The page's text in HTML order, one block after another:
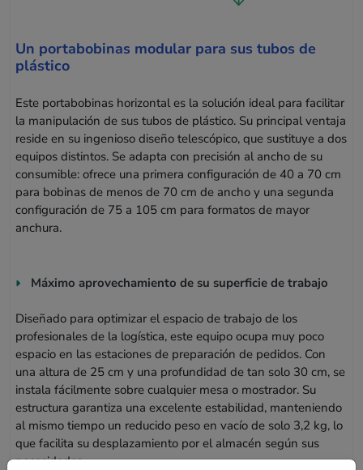
Un portabobinas modular para sus tubos de
plástico
Este portabobinas horizontal es la solución ideal para facilitar
la manipulación de sus tubos de plástico. Su principal ventaja
reside en su ingenioso diseño telescópico, que sustituye a dos
equipos distintos. Se adapta con precisión al ancho de su
consumible: ofrece una primera configuración de 40 a 70 cm
para bobinas de menos de 70 cm de ancho y una segunda
configuración de 75 a 105 cm para formatos de mayor
anchura.
Máximo aprovechamiento de su superficie de trabajo
Diseñado para optimizar el espacio de trabajo de los
profesionales de la logística, este equipo ocupa muy poco
espacio en las estaciones de preparación de pedidos. Con
una altura de 25 cm y una profundidad de tan solo 30 cm, se
instala fácilmente sobre cualquier mesa o mostrador. Su
estructura garantiza una excelente estabilidad, manteniendo
al mismo tiempo un reducido peso en vacío de solo 3,2 kg, lo
que facilita su desplazamiento por el almacén según sus
necesidades.